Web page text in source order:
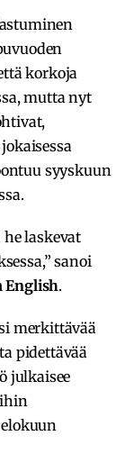
korkoja
mutta nyt
syyskuun
laskevat
sanoi
English.
merkittävää
pidettävää
julkaisee